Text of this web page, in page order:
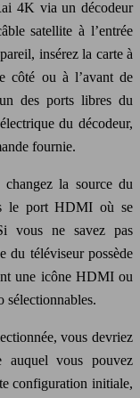
4K via un décodeur
satellite à l’entrée
insérez la carte à
côté ou à l’avant de
des ports libres du
du décodeur,
fournie.
la source du
le port HDMI où se
vous ne savez pas
du téléviseur possède
une icône HDMI ou
sélectionnables.
vous devriez
auquel vous pouvez
configuration initiale,